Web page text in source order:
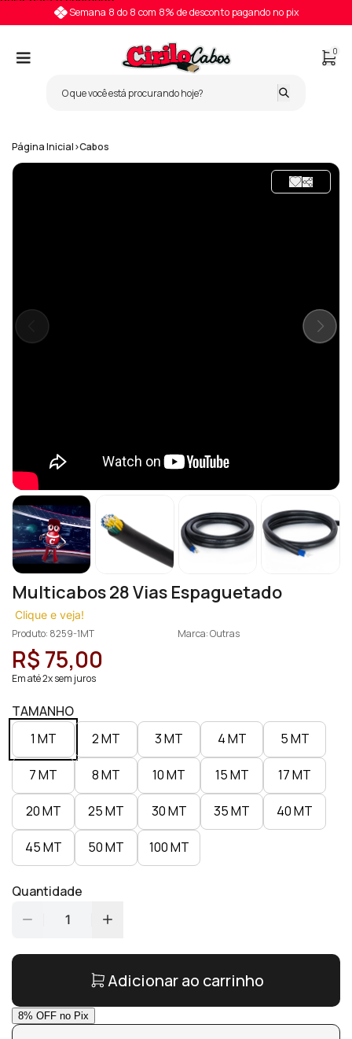
Semana 8 do 8 com 8% de desconto pagando no pix
0
Página Inicial>Cabos
Multicabos 28 Vias Espaguetado
Clique e veja!
Produto: 8259-1MT
Marca: Outras
R$ 75,00
Em até 2x sem juros
TAMANHO
1 MT
2 MT 3 MT 4 MT 5 MT
7 MT 8 MT 10 MT 15 MT 17 MT
20 MT 25 MT 30 MT 35 MT 40 MT
45 MT 50 MT 100 MT
Quantidade
1
Adicionar ao carrinho